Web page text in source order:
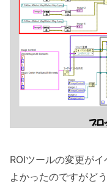
ROIツールの変更が
よかったのですがど